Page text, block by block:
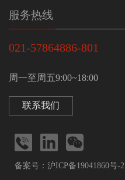
服务热线
021-57864886-801
周一至周五9:00~18:00
联系我们
  
备案号：沪ICP备19041860号-2